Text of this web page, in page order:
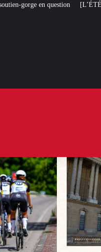
[L’ÉTÉ BV] Louvre Nouvelle